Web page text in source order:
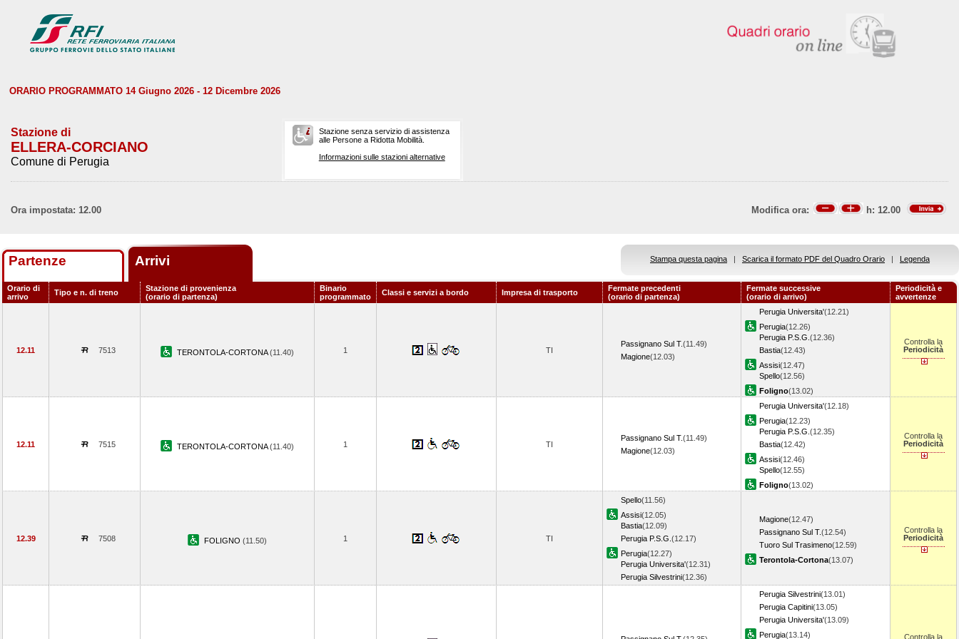
ORARIO PROGRAMMATO 14 Giugno 2026 - 12 Dicembre 2026
Stazione di
ELLERA-CORCIANO
Comune di Perugia
Stazione senza servizio di assistenza
alle Persone a Ridotta Mobilità.
Informazioni sulle stazioni alternative
Ora impostata: 12.00 Modifica ora: h: 12.00
Partenze Arrivi Stampa questa pagina | Scarica il formato PDF del Quadro Orario | Legenda
Orario di
arrivo
Tipo e n. di treno
Stazione di provenienza
(orario di partenza)
Binario
programmato
Classi e servizi a bordo Impresa di trasporto
Fermate precedenti
(orario di partenza)
Fermate successive
(orario di arrivo)
Periodicità e
avvertenze
12.11 7513 TERONTOLA-CORTONA(11.40) 1 TI
Passignano Sul T.(11.49)
Magione(12.03)
Perugia Universita'(12.21)
Perugia(12.26)
Perugia P.S.G. (12.36)
Bastia(12.43)
Assisi(12.47)
Spello(12.56)
Foligno(13.02)
Controlla la
Periodicità
12.11 7515 TERONTOLA-CORTONA(11.40) 1 TI
Passignano Sul T.(11.49)
Magione(12.03)
Perugia Universita'(12.18)
Perugia(12.23)
Perugia P.S.G. (12.35)
Bastia(12.42)
Assisi(12.46)
Spello(12.55)
Foligno(13.02)
Controlla la
Periodicità
12.39 7508 FOLIGNO (11.50) 1 TI
Spello(11.56)
Assisi(12.05)
Bastia(12.09)
Perugia P.S.G. (12.17)
Perugia(12.27)
Perugia Universita'(12.31)
Perugia Silvestrini(12.36)
Magione(12.47)
Passignano Sul T.(12.54)
Tuoro Sul Trasimeno(12.59)
Terontola-Cortona(13.07)
Controlla la
Periodicità
Perugia Silvestrini(13.01)
Perugia Capitini(13.05)
Perugia Universita'(13.09)
Perugia(13.14) Controlla la